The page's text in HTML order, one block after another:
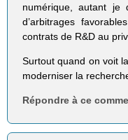
numérique, autant je
d’arbitrages
contrats de R&D au
Surtout quand on voit
moderniser la
Répondre à ce